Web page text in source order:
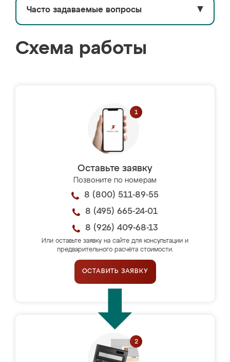
Часто задаваемые вопросы ▼
Схема работы
Оставьте заявку
Позвоните по номерам
8 (800) 511-89-55
8 (495) 665-24-01
8 (926) 409-68-13
Или оставьте заявку на сайте для консультации и
предварительного расчёта стоимости.
ОСТАВИТЬ ЗАЯВКУ